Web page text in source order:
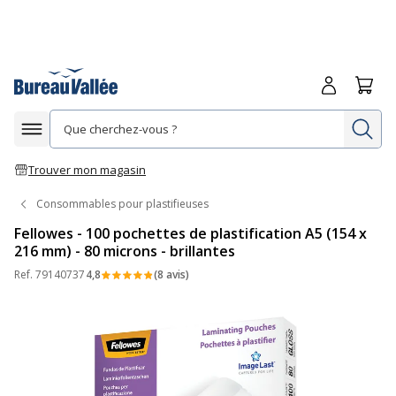
Afficher la navigation
Trouver mon magasin
Me
Consommables pour plastifieuses
Fellowes - 100 pochettes de plastification A5 (154 x
216 mm) - 80 microns - brillantes
Ref. 791407374,8 (8 avis)